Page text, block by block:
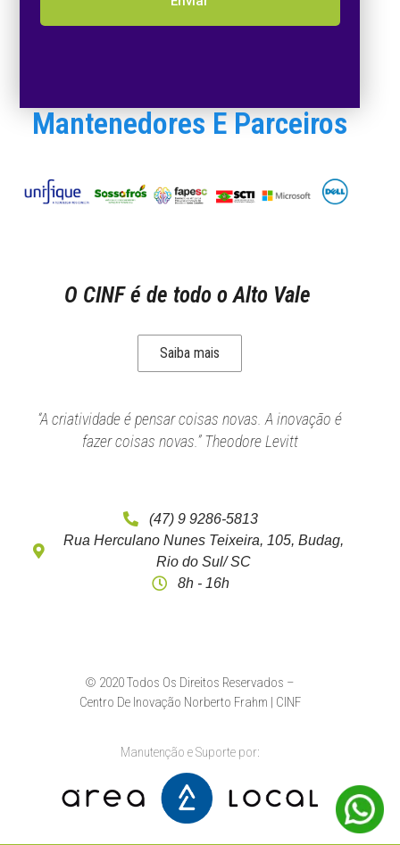
Mantenedores E Parceiros
O CINF é de todo o Alto Vale
Saiba mais
“A criatividade é pensar coisas novas. A inovação é
fazer coisas novas.” Theodore Levitt
(47) 9 9286-5813
Rua Herculano Nunes Teixeira, 105, Budag,
Rio do Sul/ SC
8h - 16h
© 2020 Todos Os Direitos Reservados –
Centro De Inovação Norberto Frahm | CINF
Manutenção e Suporte por: